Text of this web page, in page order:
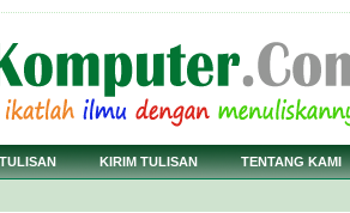
KIRIM TULISAN TENTANG KAMI